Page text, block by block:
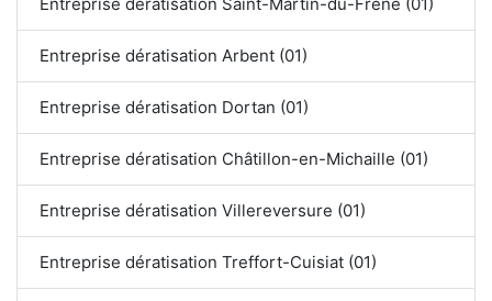
Entreprise dératisation Saint-Martin-du-Frêne (01)
Entreprise dératisation Arbent (01)
Entreprise dératisation Dortan (01)
Entreprise dératisation Châtillon-en-Michaille (01)
Entreprise dératisation Villereversure (01)
Entreprise dératisation Treffort-Cuisiat (01)